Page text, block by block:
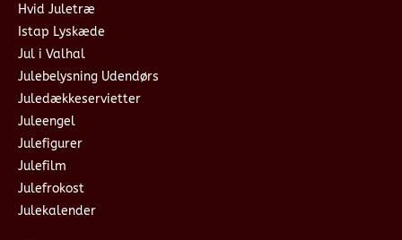
Hvid Juletræ
Istap Lyskæde
Jul i Valhal
Julebelysning Udendørs
Juledækkeservietter
Juleengel
Julefigurer
Julefilm
Julefrokost
Julekalender